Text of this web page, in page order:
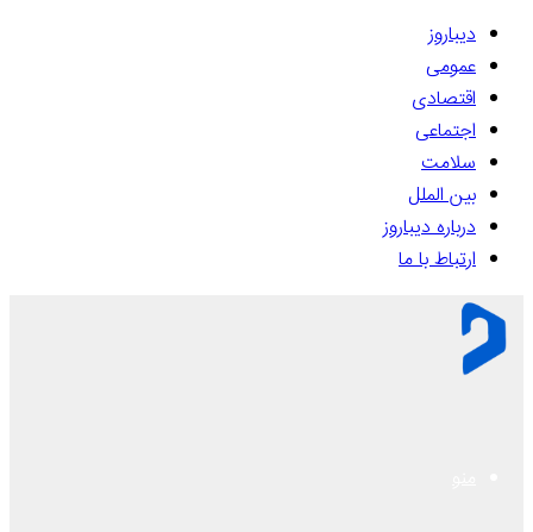
دیباروز
عمومی
اقتصادی
اجتماعی
سلامت
بین الملل
درباره دیباروز
ارتباط با ما